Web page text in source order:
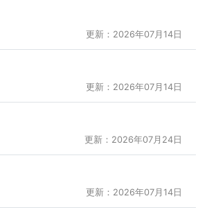
更新：2026年07月14日
更新：2026年07月14日
更新：2026年07月24日
更新：2026年07月14日